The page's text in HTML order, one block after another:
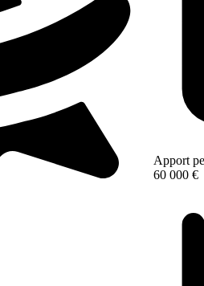
Apport
60 000 €